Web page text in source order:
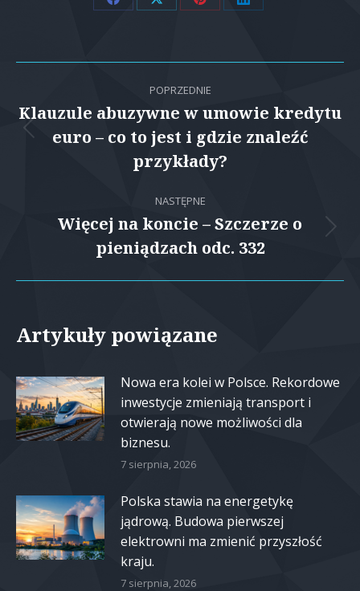
Share
Facebook
Share
X
Share
Pinterest
Share
LinkedIn
Nawigacja
wpisów
POPRZEDNIE
Poprzedni
wpis:
Klauzule abuzywne w umowie kredytu
euro – co to jest i gdzie znaleźć
przykłady?
NASTĘPNE
wpis:
Więcej na koncie – Szczerze o
pieniądzach odc. 332
Artykuły powiązane
Nowa era kolei w Polsce. Rekordowe
inwestycje zmieniają transport i
otwierają nowe możliwości dla
biznesu.
7 sierpnia, 2026
Polska stawia na energetykę
jądrową. Budowa pierwszej
elektrowni ma zmienić przyszłość
kraju.
7 sierpnia, 2026